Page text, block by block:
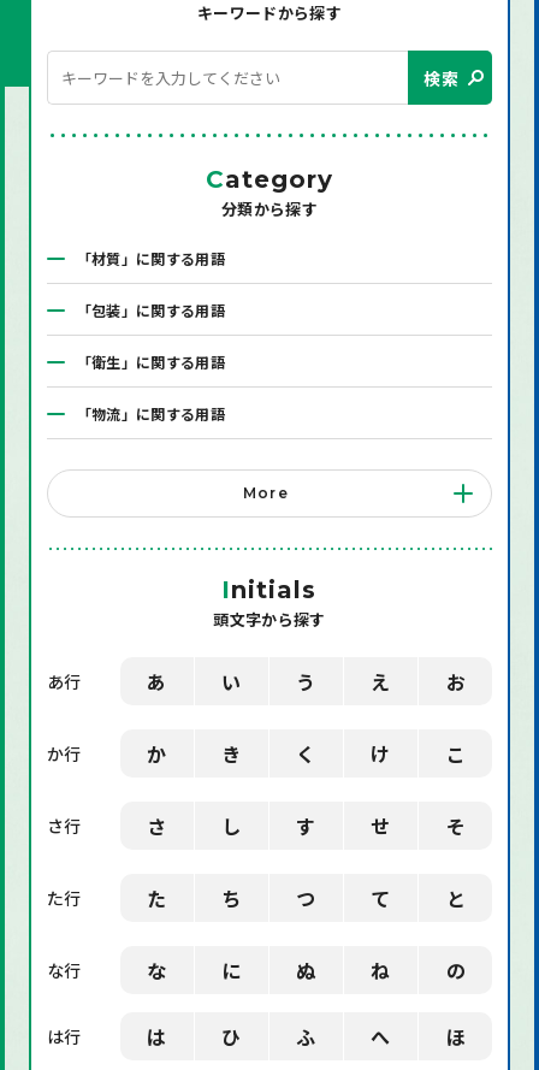
キーワードから探す
検索
Category
分類から探す
「材質」に関する用語
「包装」に関する用語
「衛生」に関する用語
「物流」に関する用語
「システム」に関する用語
「店舗備品」に関する用語
「環境」に関する用語
「業界用語」に関する用語
More
Initials
頭文字から探す
あ行 あ い う え お
か行 か き く け こ
さ行 さ し す せ そ
た行 た ち つ て と
な行 な に ぬ ね の
は行 は ひ ふ へ ほ